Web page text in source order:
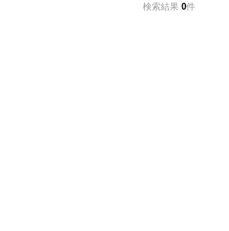
検索結果 0件